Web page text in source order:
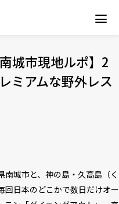
城市現地ルポ】2
ミアムな野外レス
城市と、神の島・久高島（く
回日本のどこかで数日だけオー